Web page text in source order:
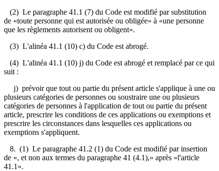
(2) Le paragraphe 41.1 (7) du Code est modifié par substitution
de «toute personne qui est autorisée ou obligée» à «une personne
que les règlements autorisent ou obligent».
(3) L'alinéa 41.1 (10) c) du Code est abrogé.
(4) L'alinéa 41.1 (10) j) du Code est abrogé et remplacé par ce qui
suit :
j) prévoir que tout ou partie du présent article s'applique à une ou
plusieurs catégories de personnes ou soustraire une ou plusieurs
catégories de personnes à l'application de tout ou partie du présent
article, prescrire les conditions de ces applications ou exemptions et
prescrire les circonstances dans lesquelles ces applications ou
exemptions s'appliquent.
8. (1) Le paragraphe 41.2 (1) du Code est modifié par insertion
de «, et non aux termes du paragraphe 41 (4.1),» après «l'article
41.1».